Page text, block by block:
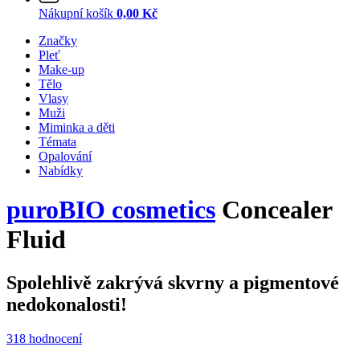
Nákupní košík 0,00 Kč
Značky
Pleť
Make-up
Tělo
Vlasy
Muži
Miminka a děti
Témata
Opalování
Nabídky
puroBIO cosmetics Concealer
Fluid
Spolehlivě zakrývá skvrny a pigmentové
nedokonalosti!
318 hodnocení